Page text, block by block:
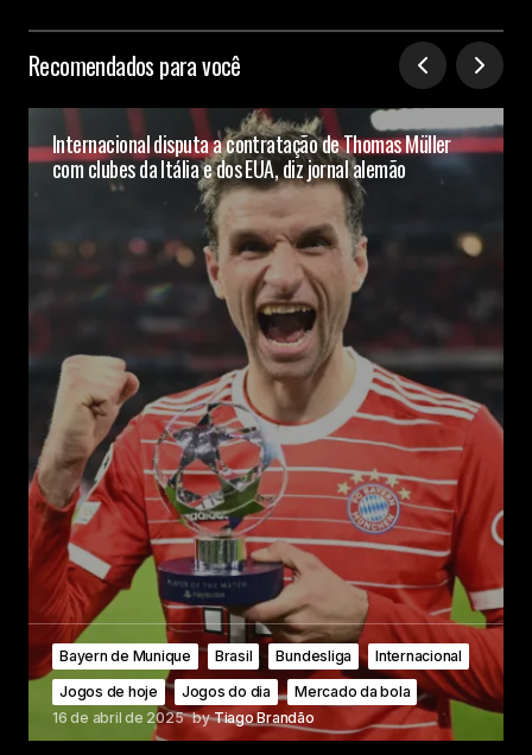
Recomendados para você
Internacional disputa a contratação de Thomas Müller
com clubes da Itália e dos EUA, diz jornal alemão
Bayern de Munique Brasil Bundesliga
Internacional
Jogos de hoje
Jogos do dia
Mercado da bola
16 de abril de 2025 byTiago Brandão